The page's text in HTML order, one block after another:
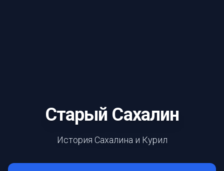
Старый Сахалин
История Сахалина и Курил